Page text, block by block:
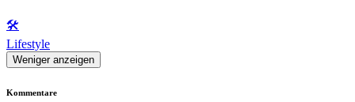
🛠️
Lifestyle
Weniger anzeigen
Kommentare